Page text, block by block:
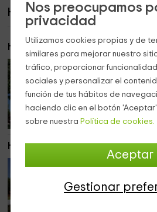
Nos preocupamos
privacidad
Utilizamos cookies propias y de
similares para mejorar nuestro
tráfico, proporcionar
sociales y personalizar el
función de tus hábitos de
haciendo clic en el botón
sobre nuestra Política de cookies.
Aceptar
Gestionar
Habitaciones
Habitación 1
1
Habitación 2